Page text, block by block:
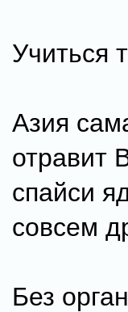
Учиться
Азия
отравит
спайси
совсем
Без